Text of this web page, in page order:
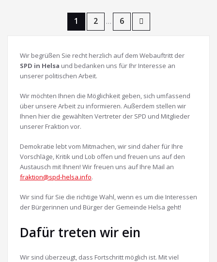
Beitragsnavigation
1 2 … 6
Wir begrüßen Sie recht herzlich auf dem Webauftritt der
SPD in Helsa und bedanken uns für Ihr Interesse an
unserer politischen Arbeit.
Wir möchten Ihnen die Möglichkeit geben, sich umfassend
über unsere Arbeit zu informieren. Außerdem stellen wir
Ihnen hier die gewählten Vertreter der SPD und Mitglieder
unserer Fraktion vor.
Demokratie lebt vom Mitmachen, wir sind daher für Ihre
Vorschläge, Kritik und Lob offen und freuen uns auf den
Austausch mit Ihnen! Wir freuen uns auf Ihre Mail an
fraktion@spd-helsa.info.
Wir sind für Sie die richtige Wahl, wenn es um die Interessen
der Bürgerinnen und Bürger der Gemeinde Helsa geht!
Dafür treten wir ein
Wir sind überzeugt, dass Fortschritt möglich ist. Mit viel